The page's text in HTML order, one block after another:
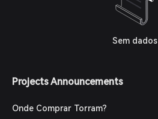
Sem dados
Projects Announcements
Onde Comprar Torram?